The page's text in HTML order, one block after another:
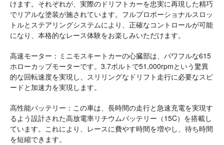
けます。それぞれが、実際のドリフトカーを忠実に再現した精巧
でリアルな塗装が施されています。フルプロポーショナルスロッ
トルとステアリングシステムにより、正確なコントロールが可能
になり、本格的なレース体験をお楽しみいただけます。
高速モーター：ミニモスキートカーの心臓部は、パワフルな615
ホローカップモーターです。3.7ボルトで51,000rpmという驚異
的な回転速度を実現し、スリリングなドリフト走行に必要なスピ
ードと加速力を実現します。
高性能バッテリー：この車は、長時間の走行と急速充電を実現す
るよう設計された高放電率リチウムバッテリー（15C）を搭載し
ています。これにより、レースに費やす時間を増やし、待ち時間
を短縮できます。